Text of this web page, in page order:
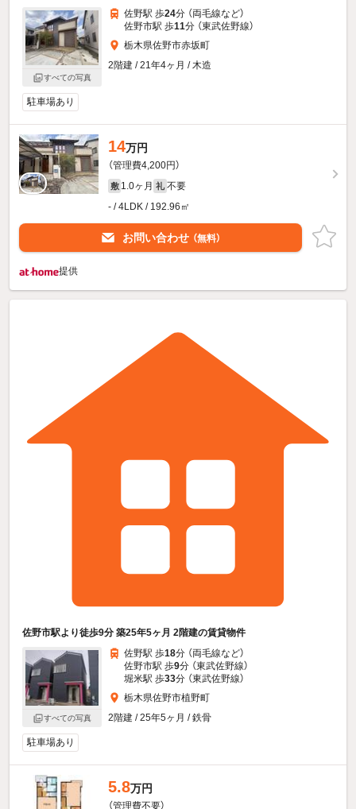
すべての写真
佐野駅 歩24分 （両毛線など）
佐野市駅 歩11分 （東武佐野線）
栃木県佐野市赤坂町
2階建 / 21年4ヶ月 / 木造
駐車場あり
14万円
（管理費4,200円）
敷 1.0ヶ月 礼 不要
- / 4LDK / 192.96㎡
お問い合わせ （無料）
提供
佐野市駅より徒歩9分 築25年5ヶ月 2階建の賃貸物件
すべての写真
佐野駅 歩18分 （両毛線など）
佐野市駅 歩9分 （東武佐野線）
堀米駅 歩33分 （東武佐野線）
栃木県佐野市植野町
2階建 / 25年5ヶ月 / 鉄骨
駐車場あり
5.8万円
（管理費不要）